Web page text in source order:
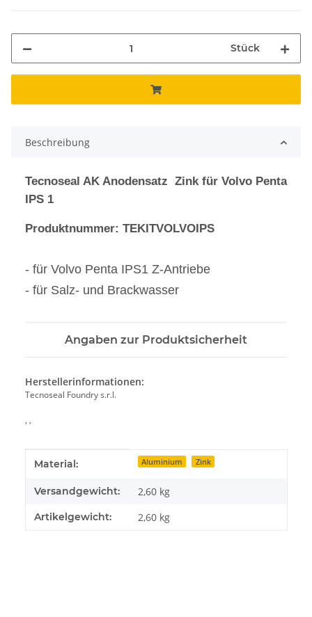
Stück
Beschreibung
Tecnoseal AK Anodensatz Zink für Volvo Penta
IPS 1
Produktnummer: TEKITVOLVOIPS
- für Volvo Penta IPS1 Z-Antriebe
- für Salz- und Brackwasser
Angaben zur Produktsicherheit
Herstellerinformationen:
Tecnoseal Foundry s.r.l.
, ,
Produkteigenschaft
Wert
Material: Aluminium Zink
Versandgewicht: 2,60 kg
Artikelgewicht: 2,60 kg